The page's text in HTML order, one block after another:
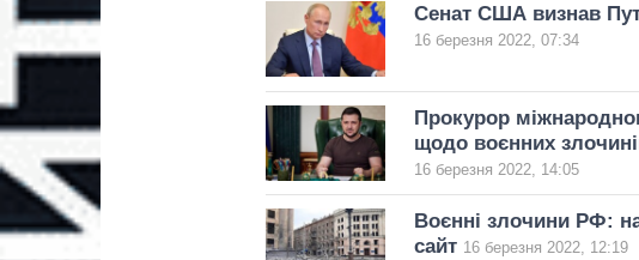
Сенат США визнав
16 березня 2022, 07:34
Прокурор
щодо воєнних
16 березня 2022, 14:05
Воєнні злочини РФ:
сайт 16 березня 2022, 12:19